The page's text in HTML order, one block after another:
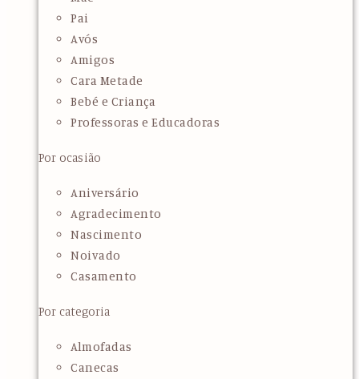
Pai
Avós
Amigos
Cara Metade
Bebé e Criança
Professoras e Educadoras
Por ocasião
Aniversário
Agradecimento
Nascimento
Noivado
Casamento
Por categoria
Almofadas
Canecas